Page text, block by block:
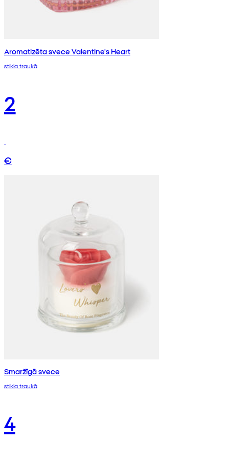
Aromatizēta svece Valentine's Heart
stikla traukā
2
€
Smaržīgā svece
stikla traukā
4